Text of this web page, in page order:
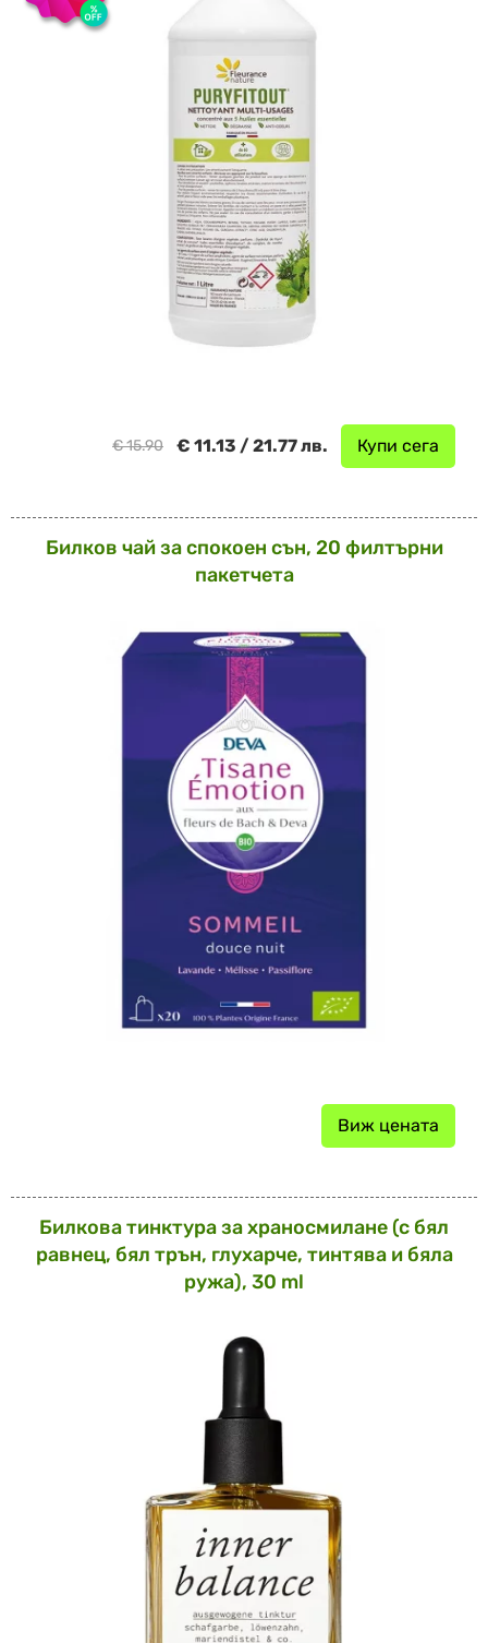
Купи сега
€ 11.13 / 21.77 лв.
€ 15.90
Билков чай за спокоен сън, 20 филтърни
пакетчета
Виж цената
Билкова тинктура за храносмилане (с бял
равнец, бял трън, глухарче, тинтява и бяла
ружа), 30 ml